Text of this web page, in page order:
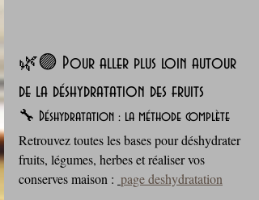
🌿🟣 Pour aller plus loin autour
de la déshydratation des fruits
🔧 Déshydratation : la méthode complète
Retrouvez toutes les bases pour déshydrater
fruits, légumes, herbes et réaliser vos
conserves maison : page deshydratation